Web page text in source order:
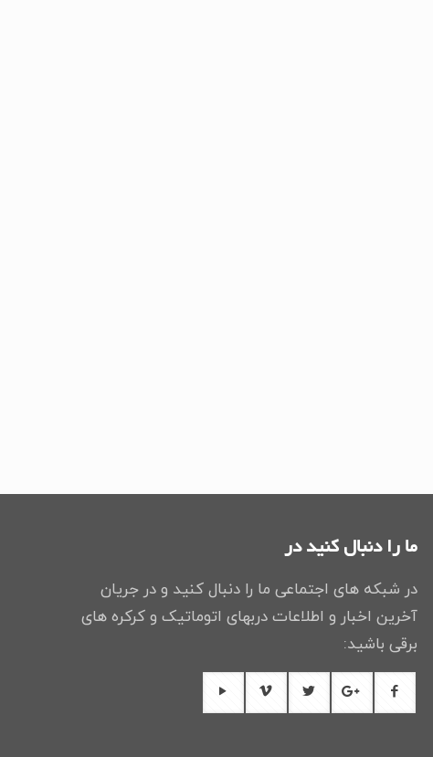
ما را دنبال کنید در
در شبکه های اجتماعی ما را دنبال کنید و در جریان
آخرین اخبار و اطلاعات دربهای اتوماتیک و کرکره های
برقی باشید: